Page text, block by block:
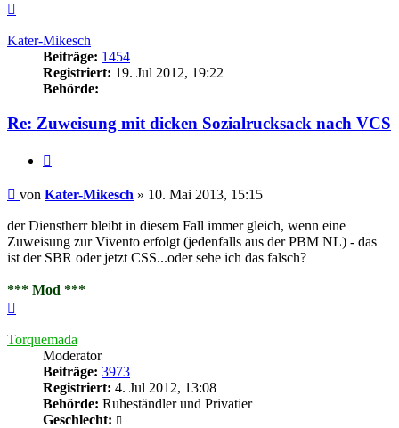
Kater-Mikesch
Beiträge: 1454
Registriert: 19. Jul 2012, 19:22
Behörde:
Re: Zuweisung mit dicken Sozialrucksack nach VCS
Beitrag
von Kater-Mikesch » 10. Mai 2013, 15:15
der Dienstherr bleibt in diesem Fall immer gleich, wenn eine
Zuweisung zur Vivento erfolgt (jedenfalls aus der PBM NL) - das
ist der SBR oder jetzt CSS...oder sehe ich das falsch?
*** Mod ***
Torquemada
Moderator
Beiträge: 3973
Registriert: 4. Jul 2012, 13:08
Behörde: Ruheständler und Privatier
Geschlecht: